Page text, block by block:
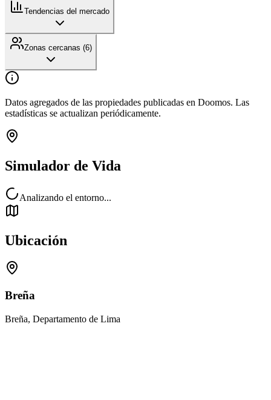
Tendencias del mercado
Zonas cercanas (6)
Datos agregados de las propiedades publicadas en Doomos. Las
estadísticas se actualizan periódicamente.
Simulador de Vida
Analizando el entorno...
Ubicación
Breña
Breña, Departamento de Lima